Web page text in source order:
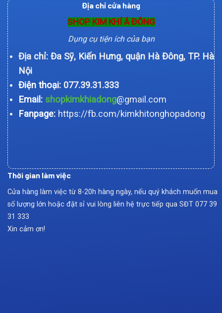
Địa chỉ cửa hàng
SHOP KIM KHÍ Á ĐÔNG
Dụng cụ tiện ích của bạn
Địa chỉ: Đa Sỹ, Kiến Hưng, quận Hà Đông, TP. Hà
Nội
Điện thoại: 077.39.31.333
Email:shopkimkhiadong@gmail.com
Fanpage: https://fb.com/kimkhitonghopadong
Thời gian làm việc
Cửa hàng làm việc từ 8-20h hàng ngày, nếu quý khách muốn mua
số lượng lớn hoặc đặt sỉ vui lòng liên hệ trực tiếp qua SĐT 077 39
31 333
Xin cảm ơn!